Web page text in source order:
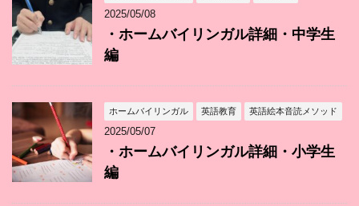
2025/05/08
・ホームバイリンガル詳細・中学生
編
ホームバイリンガル 英語教育 英語絵本音読メソッド
2025/05/07
・ホームバイリンガル詳細・小学生
編